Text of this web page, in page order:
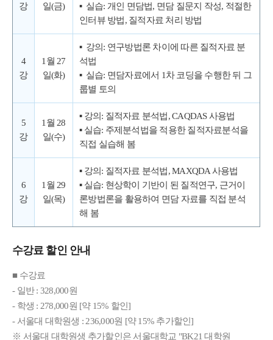
강
일(금)
▪ 실습: 개인 면담법, 면담 질문지 작성, 적절한
인터뷰 방법, 질적자료 처리 방법
4
강
1월 27
일(화)
▪ 강의: 연구방법론 차이에 따른 질적자료 분
석법
▪ 실습: 면담자료에서 1차 코딩을 수행한 뒤 그
룹별 토의
5
강
1월 28
일(수)
▪ 강의: 질적자료 분석법, CAQDAS 사용법
▪ 실습: 주제분석법을 적용한 질적자료분석을
직접 실습해 봄
6
강
1월 29
일(목)
▪ 강의: 질적자료 분석법, MAXQDA 사용법
▪ 실습: 현상학이 기반이 된 질적연구, 근거이
론방법론을 활용하여 면담 자료를 직접 분석
해 봄
수강료 할인 안내
■ 수강료
- 일반 : 328,000원
- 학생 : 278,000원 [약 15% 할인]
- 서울대 대학원생 : 236,000원 [약 15% 추가할인]
※ 서울대 대학원생 추가할인은 서울대학교 "BK21 대학원